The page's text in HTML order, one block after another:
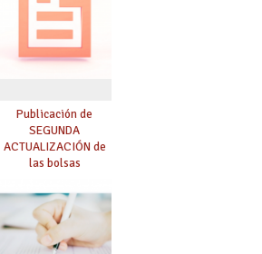
Publicación de
SEGUNDA
ACTUALIZACIÓN de
las bolsas
Cuerpo de Maestros
de especialidades
convocadas a
oposición